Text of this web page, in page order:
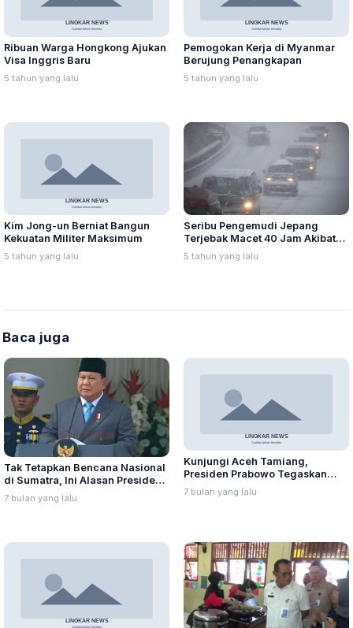
Ribuan Warga Hongkong Ajukan
Visa Inggris Baru
5 tahun yang lalu
Pemogokan Kerja di Myanmar
Berujung Penangkapan
5 tahun yang lalu
Kim Jong-un Berniat Bangun
Kekuatan Militer Maksimum
5 tahun yang lalu
Seribu Pengemudi Jepang
Terjebak Macet 40 Jam Akibat
Badai Salju
5 tahun yang lalu
Baca juga
Tak Tetapkan Bencana Nasional
di Sumatra, Ini Alasan Presiden
Prabowo
7 bulan yang lalu
Kunjungi Aceh Tamiang,
Presiden Prabowo Tegaskan
Komitmen Pemerintah Percepat
Pemulihan
7 bulan yang lalu